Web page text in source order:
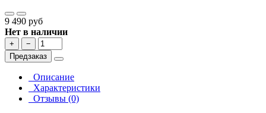
9 490 руб
Нет в наличии
+
−
Предзаказ
Описание
Характеристики
Отзывы (0)